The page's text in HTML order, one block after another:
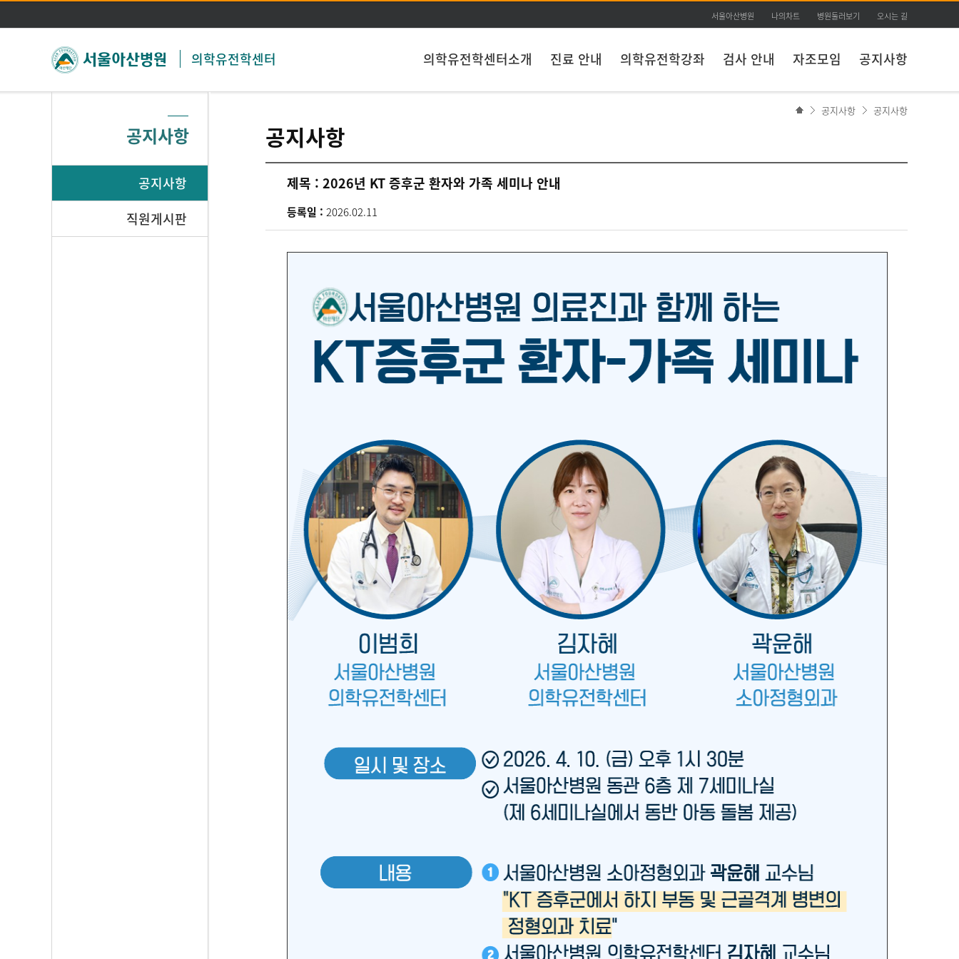
주메뉴 바로가기
본문 바로가기
의학유전학센터
서울아산병원 나의차트 병원둘러보기 오시는 길
의학유전학센터소개 진료 안내 의학유전학강좌 검사 안내 자조모임 공지사항
공지사항 공지사항
공지사항
공지사항
직원게시판
공지사항
제목 : 2026년 KT 증후군 환자와 가족 세미나 안내
등록일 : 2026.02.11